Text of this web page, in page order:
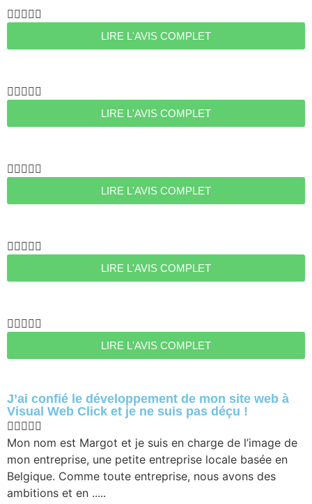

LIRE L'AVIS COMPLET

LIRE L'AVIS COMPLET

LIRE L'AVIS COMPLET

LIRE L'AVIS COMPLET

LIRE L'AVIS COMPLET
J’ai confié le développement de mon site web à
Visual Web Click et je ne suis pas déçu !

Mon nom est Margot et je suis en charge de l’image de
mon entreprise, une petite entreprise locale basée en
Belgique. Comme toute entreprise, nous avons des
ambitions et en .....